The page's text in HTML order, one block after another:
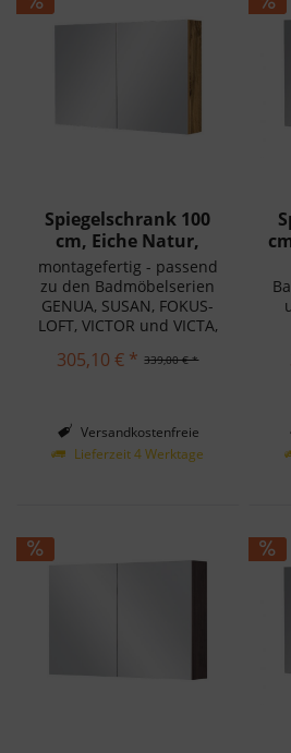
Spiegelschrank 100
cm, Eiche Natur,
montagefertig
montagefertig - passend
zu den Badmöbelserien
GENUA, SUSAN, FOKUS-
LOFT, VICTOR und VICTA,
339,00 € *
305,10 € *
Versandkostenfreie
Lieferung in Deutschland!
Lieferzeit 4 Werktage